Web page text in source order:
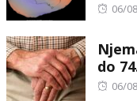
06/
do
06/